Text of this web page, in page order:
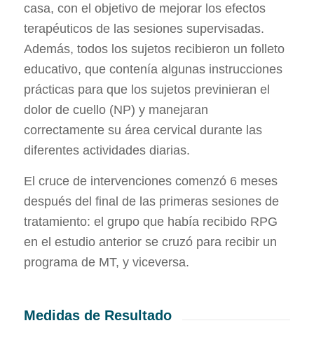
casa, con el objetivo de mejorar los efectos
terapéuticos de las sesiones supervisadas.
Además, todos los sujetos recibieron un folleto
educativo, que contenía algunas instrucciones
prácticas para que los sujetos previnieran el
dolor de cuello (NP) y manejaran
correctamente su área cervical durante las
diferentes actividades diarias.
El cruce de intervenciones comenzó 6 meses
después del final de las primeras sesiones de
tratamiento: el grupo que había recibido RPG
en el estudio anterior se cruzó para recibir un
programa de MT, y viceversa.
Medidas de Resultado